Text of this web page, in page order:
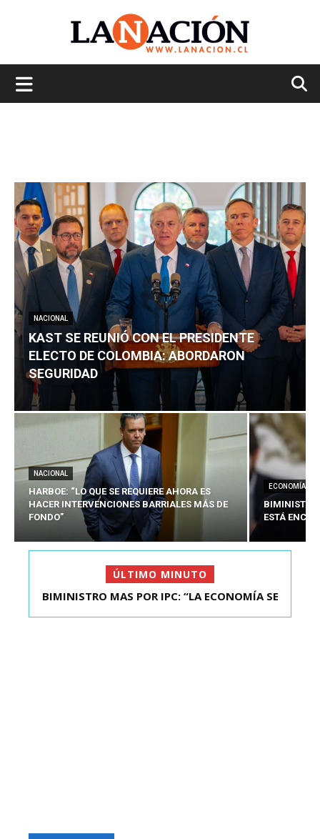
NACIONAL
KAST SE REUNIÓ CON EL PRESIDENTE
ELECTO DE COLOMBIA: ABORDARON
SEGURIDAD
NACIONAL
HARBOE: “LO QUE SE REQUIERE AHORA ES
HACER INTERVENCIONES BARRIALES MÁS DE
FONDO”
ECONOMÍA
BIMINISTRO
ESTÁ
ÚLTIMO MINUTO
KAST SE REUNIÓ CON EL PRESIDENTE ELECTO DE
BIMINISTRO MAS POR IPC: “LA ECONOMÍA SE